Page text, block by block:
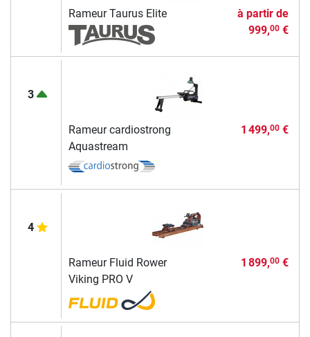
Rameur Taurus Elite
à partir de
999,00€
3
Rameur cardiostrong
Aquastream
1 499,00€
4
Rameur Fluid Rower
Viking PRO V
1 899,00€